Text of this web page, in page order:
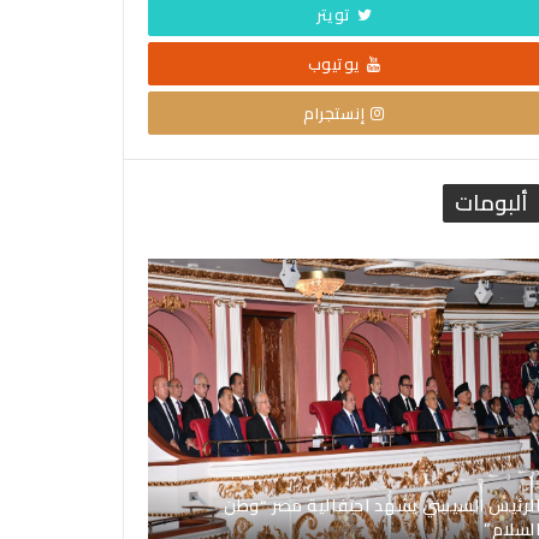
تويتر
يوتيوب
إنستجرام
ألبومات
الرئيس السيسي يشهد احتفالية مصر “وطن
السلام”